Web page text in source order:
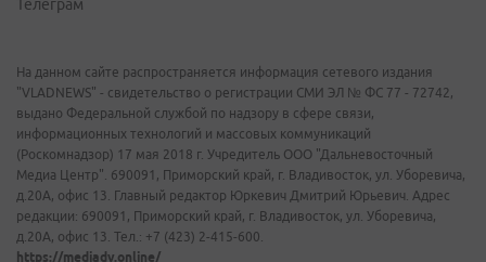
Телеграм
На данном сайте распространяется информация сетевого издания
"VLADNEWS" - свидетельство о регистрации СМИ ЭЛ № ФС 77 - 72742,
выдано Федеральной службой по надзору в сфере связи,
информационных технологий и массовых коммуникаций
(Роскомнадзор) 17 мая 2018 г. Учредитель ООО "Дальневосточный
Медиа Центр". 690091, Приморский край, г. Владивосток, ул. Уборевича,
д.20А, офис 13. Главный редактор Юркевич Дмитрий Юрьевич. Адрес
редакции: 690091, Приморский край, г. Владивосток, ул. Уборевича,
д.20А, офис 13. Тел.: +7 (423) 2-415-600.
https://mediadv.online/